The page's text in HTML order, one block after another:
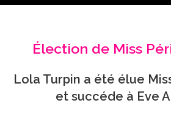
Élection de Miss
Lola Turpin a été élue
et succéde à Eve